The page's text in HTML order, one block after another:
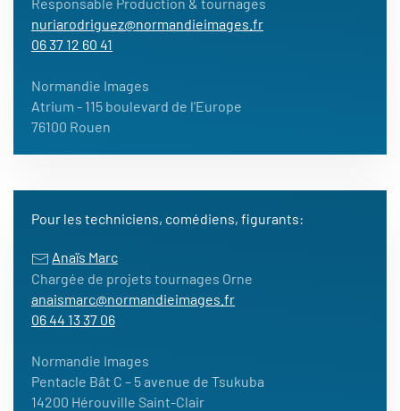
nuriarodriguez@normandieimages.fr
06 37 12 60 41
Normandie Images
Atrium - 115 boulevard de l'Europe
76100 Rouen
Pour les techniciens, comédiens, figurants:
Anaïs Marc
Chargée de projets tournages Orne
anaismarc@normandieimages.fr
06 44 13 37 06
Normandie Images
Pentacle Bât C – 5 avenue de Tsukuba
14200 Hérouville Saint-Clair